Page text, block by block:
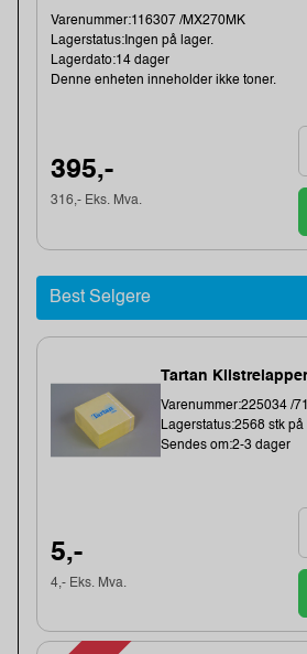
Varenummer:116307 /MX270MK
Lagerstatus:Ingen på lager.
Lagerdato:14 dager
Denne enheten inneholder ikke toner.
395,-
316,- Eks. Mva.
Best Selgere
Tartan
Varenummer:225034 /
Lagerstatus:2568 stk på
Sendes om:2-3 dager
5,-
4,- Eks. Mva.